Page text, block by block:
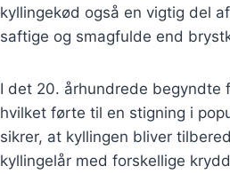
kyllingekød også en vigtig del
saftige og smagfulde end
I det 20. århundrede begyndte
hvilket førte til en stigning i
sikrer, at kyllingen bliver
kyllingelår med forskellige